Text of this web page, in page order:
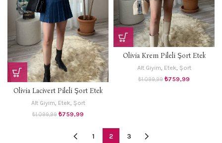
Olivia Krem Pileli Şort Etek
Alt Giyim Etek Şort
₺1.099,99 Orijinal
₺759,99
Olivia Lacivert Pileli Şort Etek
Alt Giyim Etek Şort
₺1.099,99 Orijinal
₺759,99
₺759,99.
1 2 3